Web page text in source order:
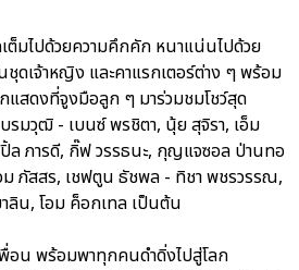
ต็มไปด้วยความคึกคัก หนาแน่นไปด้วย
ดเจ้าหญิง และคาแรกเตอร์ต่าง ๆ พร้อม
สดงที่จูงมือลูก ๆ มาร่วมชมโชว์สุด
มวุฒิ - เบนซ์ พรชิตา, นุ้ย สุจิรา, เอ็ม
ล ภารดี, กิ๊ฟ วรรธนะ, กุญแจซอล ป่านทอ
ม ภัสสร, เชฟตูน ธัชพล - ทิชา พชรวรรณ,
ลิน, โอม ค็อกเทล เป็นต้น
น พร้อมพาทุกคนดำดิ่งไปสู่โลก